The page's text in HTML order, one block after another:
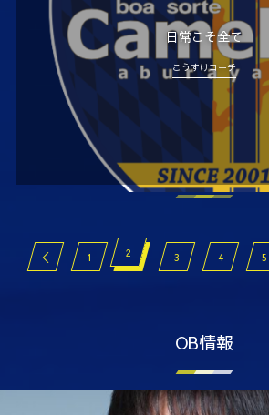
日常こそ全て
こうすけコーチ
1 2 3 4 5
OB情報